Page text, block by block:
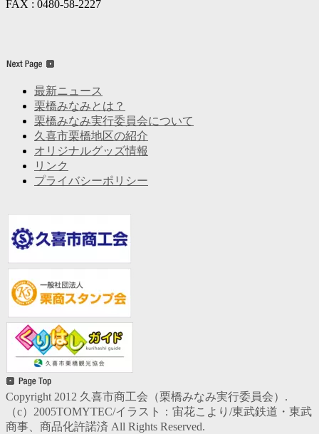
FAX : 0480-58-2227
最新ニュース
栗橋みなみとは？
栗橋みなみ実行委員会について
久喜市栗橋地区の紹介
オリジナルグッズ情報
リンク
プライバシーポリシー
Copyright 2012 久喜市商工会（栗橋みなみ実行委員会）.
（c）2005TOMYTEC/イラスト：宙花こより/東武鉄道・東武
商事、商品化許諾済 All Rights Reserved.